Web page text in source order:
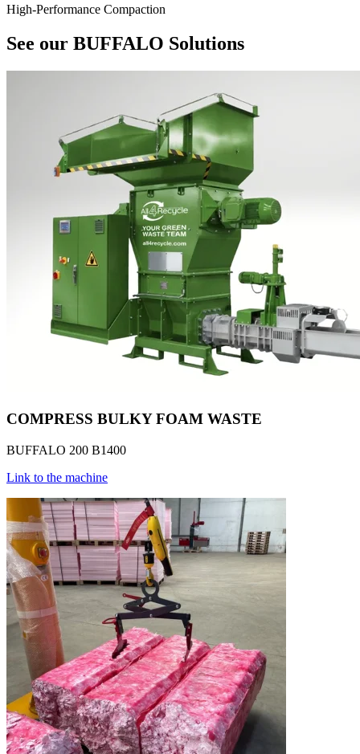
High‑Performance Compaction
See our BUFFALO Solutions
COMPRESS BULKY FOAM WASTE
BUFFALO 200 B1400
Link to the machine